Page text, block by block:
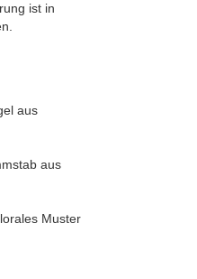
ist in
aus
aus
Muster